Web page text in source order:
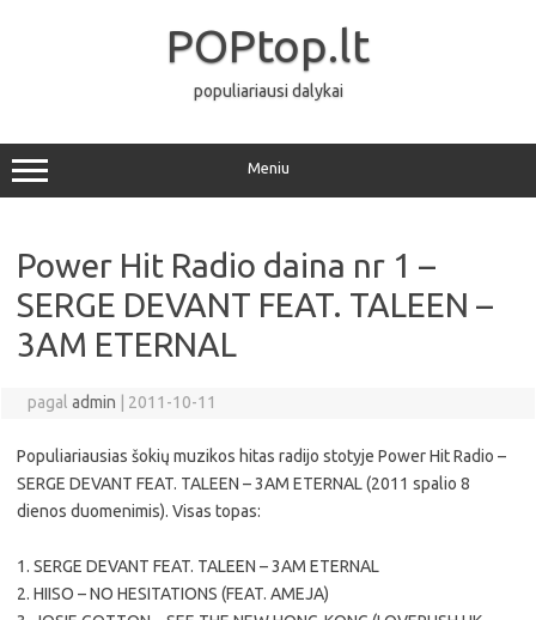
POPtop.lt
populiariausi dalykai
Meniu
Power Hit Radio daina nr 1 –
SERGE DEVANT FEAT. TALEEN –
3AM ETERNAL
pagal admin 2011-10-11
Populiariausias šokių muzikos hitas radijo stotyje Power Hit Radio –
SERGE DEVANT FEAT. TALEEN – 3AM ETERNAL (2011 spalio 8
dienos duomenimis). Visas topas:
1. SERGE DEVANT FEAT. TALEEN – 3AM ETERNAL
2. HIISO – NO HESITATIONS (FEAT. AMEJA)